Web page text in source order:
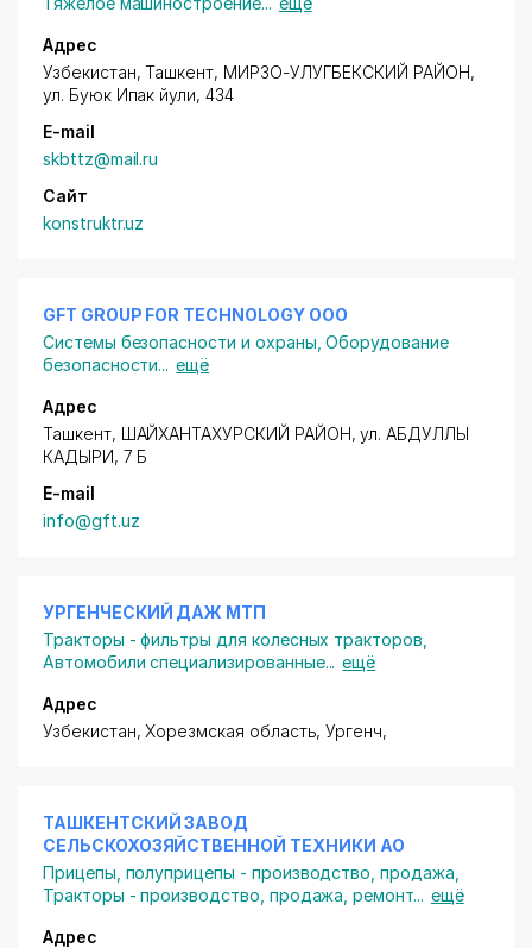
Адрес
Узбекистан, Ташкент, МИРЗО-УЛУГБЕКСКИЙ РАЙОН,
ул. Буюк Ипак йули, 434
E-mail
skbttz@mail.ru
Сайт
konstruktr.uz
GFT GROUP FOR TECHNOLOGY ООО
Системы безопасности и охраны ,Оборудование
безопасности... ещё
Адрес
Ташкент, ШАЙХАНТАХУРСКИЙ РАЙОН, ул. АБДУЛЛЫ
КАДЫРИ, 7 Б
E-mail
info@gft.uz
УРГЕНЧЕСКИЙ ДАЖ МТП
Тракторы - фильтры для колесных тракторов
Автомобили специализированные... ещё
Адрес
Узбекистан, Хорезмская область, Ургенч,
ТАШКЕНТСКИЙ ЗАВОД
СЕЛЬСКОХОЗЯЙСТВЕННОЙ ТЕХНИКИ АО
Прицепы, полуприцепы - производство, продажа
Тракторы - производство, продажа, ремонт... ещё
Адрес